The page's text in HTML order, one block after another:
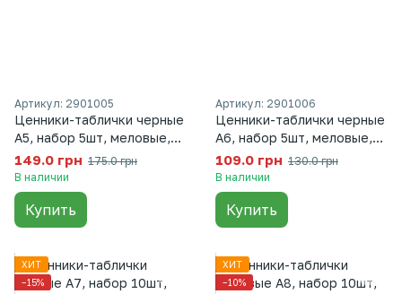
Артикул: 2901005
Ценники-таблички черные
A5, набор 5шт, меловые,
пластик 148×210мм (1005)
149.0 грн 175.0 грн
В наличии
Купить
Артикул: 2901006
Ценники-таблички черные
A6, набор 5шт, меловые,
пластик 105×148мм (1006)
109.0 грн 130.0 грн
В наличии
Купить
ХИТ
−15%
ХИТ
−10%